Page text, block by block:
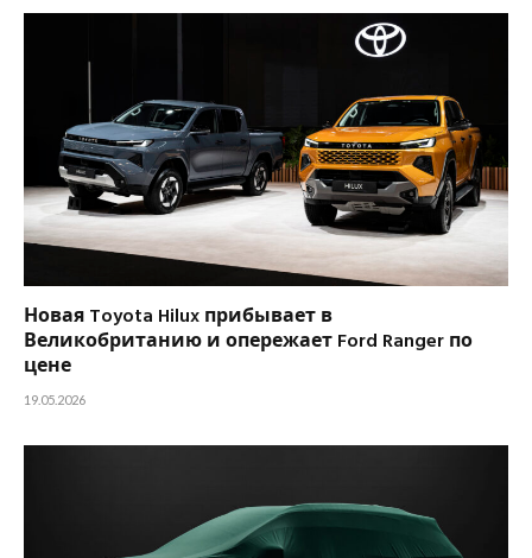
Новая Toyota Hilux прибывает в
Великобританию и опережает Ford Ranger по
цене
19.05.2026